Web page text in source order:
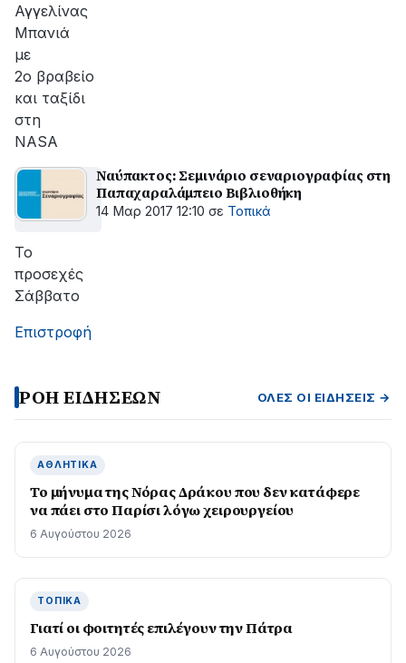
Αγγελίνας
Μπανιά
με
2ο βραβείο
και ταξίδι
στη
NASA
Ναύπακτος: Σεμινάριο σεναριογραφίας στη
Παπαχαραλάμπειο Βιβλιοθήκη
14 Μαρ 2017 12:10 σε Τοπικά
To
προσεχές
Σάββατο
Επιστροφή
ΡΟΗ ΕΙΔΗΣΕΩΝ ΌΛΕΣ ΟΙ ΕΙΔΉΣΕΙΣ →
ΑΘΛΗΤΙΚΆ
Το μήνυμα της Νόρας Δράκου που δεν κατάφερε
να πάει στο Παρίσι λόγω χειρουργείου
6 Αυγούστου 2026
ΤΟΠΙΚΆ
Γιατί οι φοιτητές επιλέγουν την Πάτρα
6 Αυγούστου 2026